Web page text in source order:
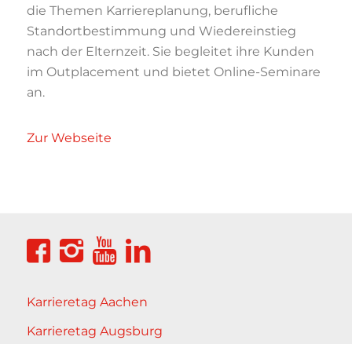
die Themen Karriereplanung, berufliche
Standortbestimmung und Wiedereinstieg
nach der Elternzeit. Sie begleitet ihre Kunden
im Outplacement und bietet Online-Seminare
an.
Zur Webseite
Karrieretag Aachen
Karrieretag Augsburg